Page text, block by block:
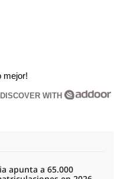
mejor!
DISCOVER WITH
apunta a 65.000